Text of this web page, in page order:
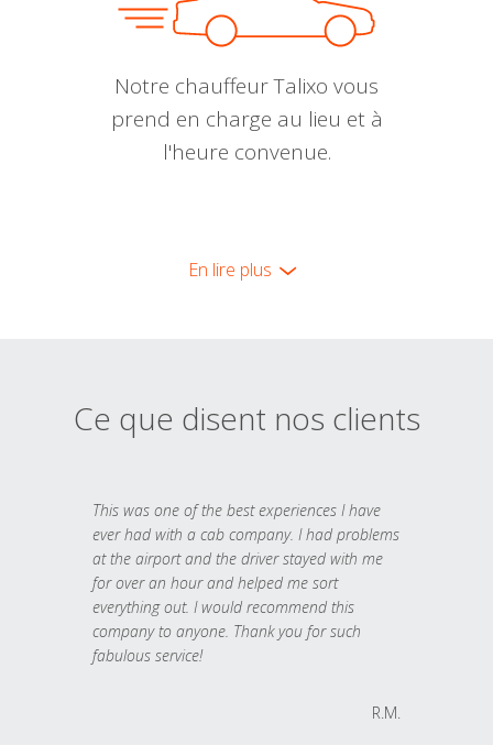
Notre chauffeur Talixo vous
prend en charge au lieu et à
l'heure convenue.
En lire plus
Ce que disent nos clients
This was one of the best experiences I have
ever had with a cab company. I had problems
at the airport and the driver stayed with me
for over an hour and helped me sort
everything out. I would recommend this
company to anyone. Thank you for such
fabulous service!
R.M.